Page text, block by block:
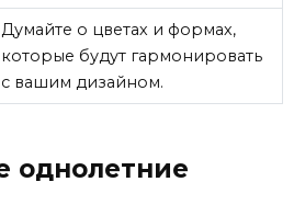
Думайте о цветах и формах,
которые будут гармонировать
с вашим дизайном.
однолетние